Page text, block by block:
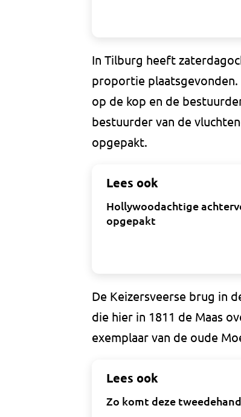
In Tilburg heeft
proportie
op de kop en de
bestuurder van de
opgepakt.
Lees ook
Hollywoodachtige
opgepakt
De Keizersveerse brug in
die hier in 1811 de Maas
exemplaar van de oude
Lees ook
Zo komt deze